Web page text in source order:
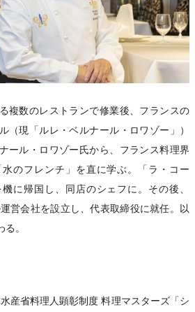
複数のレストランで修業後、フランスの
（現「ルレ・ベルナール・ロワゾー」）
ール・ロワゾー氏から、フランス料理界
のフレンチ」を直に学ぶ。「ラ・コー
に帰国し、同店のシェフに。その後、
営会社を設立し、代表取締役に就任。以
。
産省料理人顕彰制度 料理マスターズ「シ